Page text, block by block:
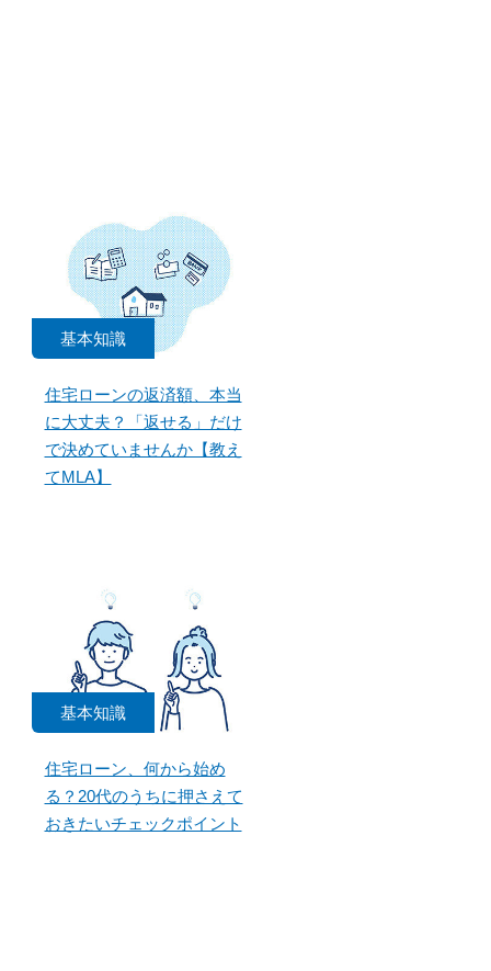
基本知識
住宅ローンの返済額、本当
に大丈夫？「返せる」だけ
で決めていませんか【教え
てMLA】
基本知識
住宅ローン、何から始め
る？20代のうちに押さえて
おきたいチェックポイント